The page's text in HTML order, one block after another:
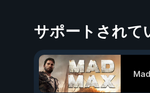
サポートされて